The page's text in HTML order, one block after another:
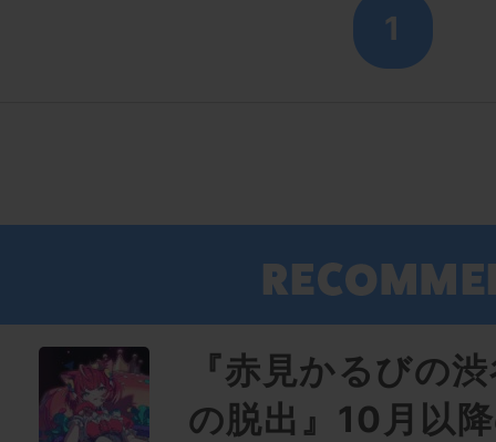
1
『赤見かるびの
の脱出』10月以